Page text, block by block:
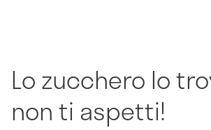
Lo zucchero lo
non ti aspetti!